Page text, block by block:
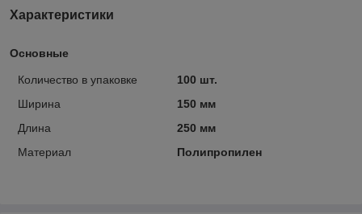
Характеристики
Основные
Количество в упаковке
100 шт.
Ширина
150 мм
Длина
250 мм
Материал
Полипропилен